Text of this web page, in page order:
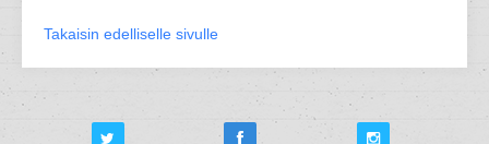
Takaisin edelliselle sivulle